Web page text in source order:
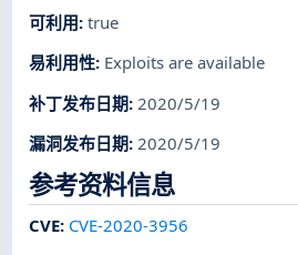
可利用:true
易利用性: Exploits are available
补丁发布日期: 2020/5/19
漏洞发布日期:2020/5/19
参考资料信息
CVE: CVE-2020-3956